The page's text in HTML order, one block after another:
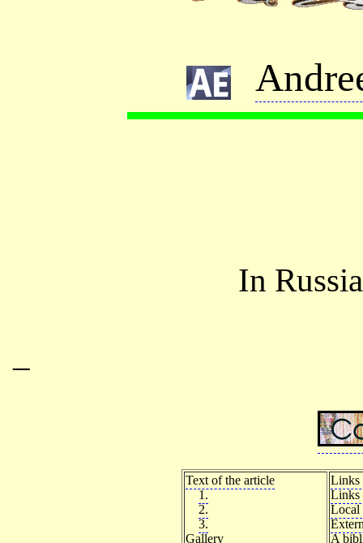
In
–
Text of the article
1.
2.
3.
Gallery
Links
Links
Local
A